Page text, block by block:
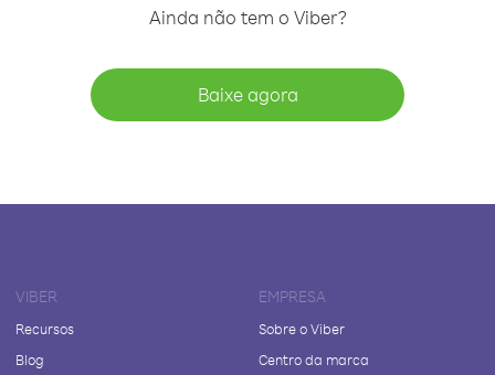
Ainda não tem o Viber?
Baixe agora
VIBER
Recursos
Blog
EMPRESA
Sobre o Viber
Centro da marca